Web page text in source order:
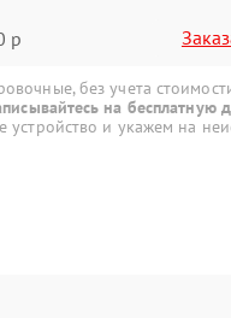
р
без учета
на бесплатную
и укажем на